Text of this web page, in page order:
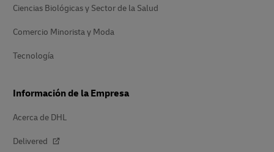
Ciencias Biológicas y Sector de la Salud
Comercio Minorista y Moda
Tecnología
Información de la Empresa
Acerca de DHL
Delivered